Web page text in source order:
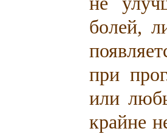
болей,
при
или
крайне